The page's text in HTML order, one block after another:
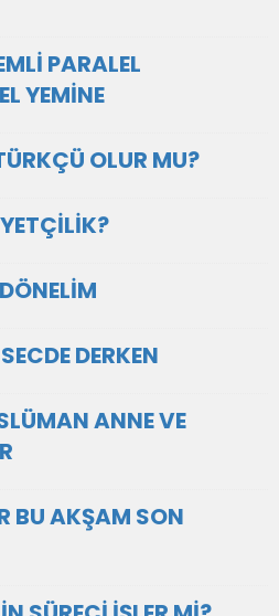
PARALEL
YEMİNE
OLUR MU?
DERKEN
ANNE VE
BU AKŞAM SON